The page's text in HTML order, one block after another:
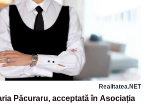
Realitatea.NET
Păcuraru, acceptată în Asociația